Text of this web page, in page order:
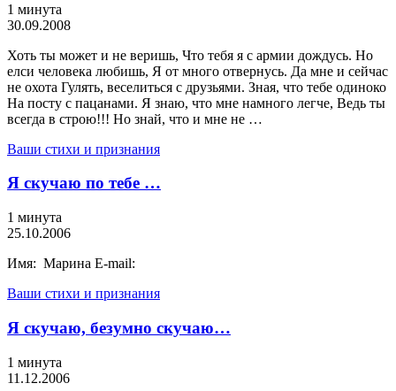
1 минута
30.09.2008
Хоть ты может и не веришь, Что тебя я с армии дождусь. Но
елси человека любишь, Я от много отвернусь. Да мне и сейчас
не охота Гулять, веселиться с друзьями. Зная, что тебе одиноко
На посту с пацанами. Я знаю, что мне намного легче, Ведь ты
всегда в строю!!! Но знай, что и мне не …
Ваши стихи и признания
Я скучаю по тебе …
1 минута
25.10.2006
Имя: Марина E-mail:
Ваши стихи и признания
Я скучаю, безумно скучаю…
1 минута
11.12.2006